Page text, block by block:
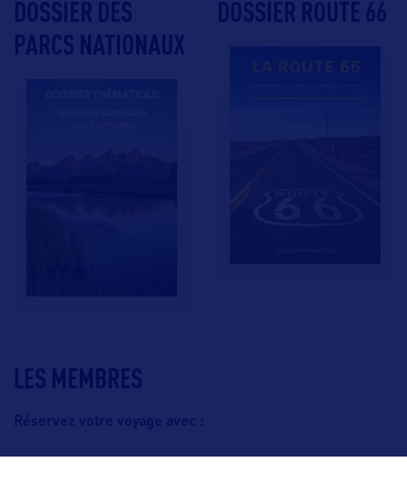
LES MEMBRES
Réservez votre voyage avec :
DOSSIER DES
PARCS NATIONAUX
DOSSIER ROUTE 66